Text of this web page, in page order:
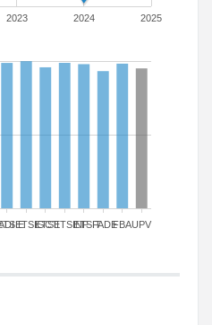
2023 2024 2025
ETSIGCT
ETSIIETSINFETSITFADEFBAUPV